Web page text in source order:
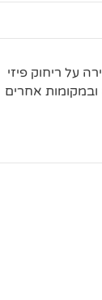
על ריחוק פיזי
אחרים